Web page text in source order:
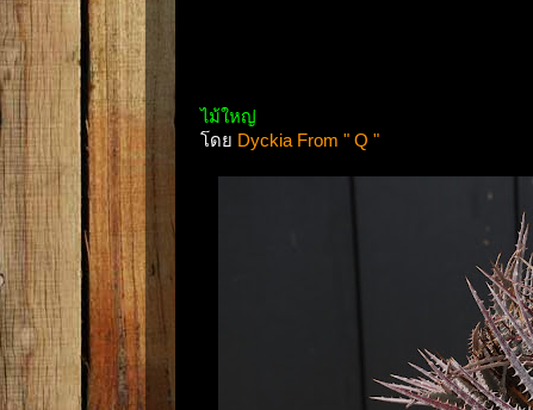
ไม้ใหญ่
โดย Dyckia From " Q "